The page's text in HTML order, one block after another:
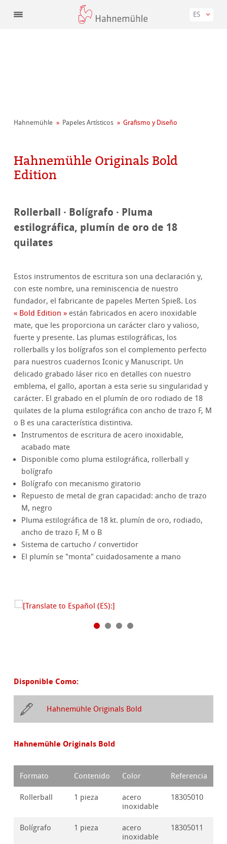
ES
Hahnemühle Papeles Artísticos Grafismo y Diseño
Hahnemühle Originals Bold
Edition
Rollerball · Bolígrafo · Pluma
estilográfica, plumín de oro de 18
quilates
Estos instrumentos de escritura son una declaración y,
con este nombre, una reminiscencia de nuestro
fundador, el fabricante de papeles Merten Spieß. Los
« Bold Edition » están fabricados en acero inoxidable
mate, que les proporciona un carácter claro y valioso,
fuerte y presente. Las plumas estilográficas, los
rollerballs y los bolígrafos son el complemento perfecto
para nuestros cuadernos Iconic y Manuscript. Un
delicado grabado láser rico en detalles con nuestro
emblema, el gallo, aportan a esta serie su singularidad y
carácter. El grabado en el plumín de oro rodiado de 18
quilates de la pluma estilográfica con ancho de trazo F, M
o B es una característica distintiva.
Instrumentos de escritura de acero inoxidable,
acabado mate
Disponible como pluma estilográfica, rollerball y
bolígrafo
Bolígrafo con mecanismo giratorio
Repuesto de metal de gran capacidad: ancho de trazo
M, negro
Pluma estilográfica de 18 kt. plumín de oro, rodiado,
ancho de trazo F, M o B
Sistema de cartucho / convertidor
El plumín se "monta" cuidadosamente a mano
Disponible Como:
Hahnemühle Originals Bold
Hahnemühle Originals Bold
Formato Contenido Color Referencia
Rollerball 1 pieza
acero
inoxidable
18305010
Bolígrafo 1 pieza
acero
inoxidable
18305011